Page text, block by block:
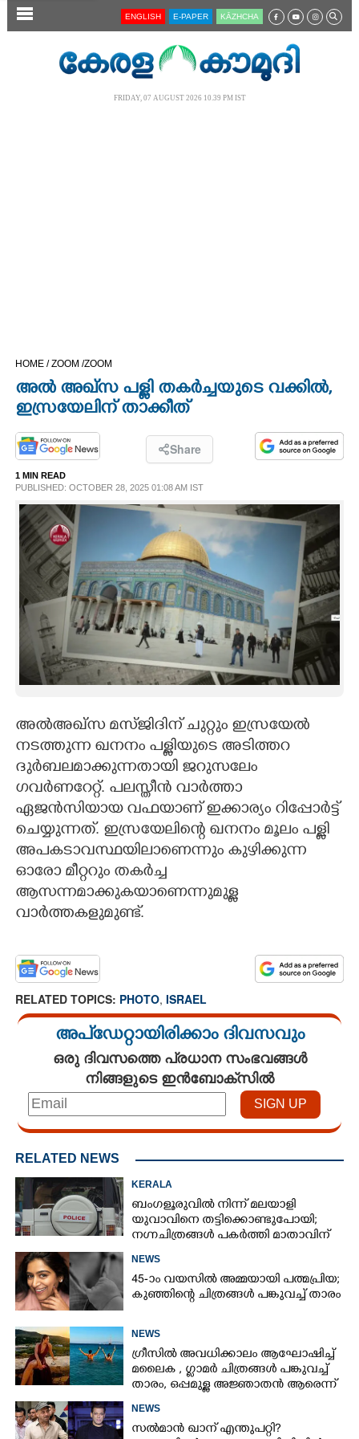
SECTIONS
LIFESTYLE
SPIRITUAL
INFO+
ART
CARTOONS
LITERATURE
ZOOM
CONTACT US
ENGLISH E-PAPER KĀZHCHA
FRIDAY, 07 AUGUST 2026 10.39 PM IST
HOME /ZOOM /ZOOM
അൽ അഖ്സ പള്ളി തകർച്ചയുടെ വക്കിൽ,
ഇസ്രയേലിന് താക്കീത്
Share
1 MIN READ
PUBLISHED: OCTOBER 28, 2025 01:08 AM IST
അൽഅഖ്സ മസ്ജിദിന് ചുറ്റും ഇസ്രയേൽ
നടത്തുന്ന ഖനനം പള്ളിയുടെ അടിത്തറ
ദുർബലമാക്കുന്നതായി ജറുസലേം
ഗവർണറേറ്റ്. പലസ്തീൻ വാർത്താ
ഏജൻസിയായ വഫയാണ് ഇക്കാര്യം റിപ്പോർട്ട്
ചെയ്യുന്നത്. ഇസ്രയേലിന്റെ ഖനനം മൂലം പള്ളി
അപകടാവസ്ഥയിലാണെന്നും കുഴിക്കുന്ന
ഓരോ മീറ്ററും തകർച്ച
ആസന്നമാക്കുകയാണെന്നുമുള്ള
വാർത്തകളുമുണ്ട്.
RELATED TOPICS: PHOTO, ISRAEL
അപ്ഡേറ്റായിരിക്കാം ദിവസവും
ഒരു ദിവസത്തെ പ്രധാന സംഭവങ്ങൾ
നിങ്ങളുടെ ഇൻബോക്സിൽ
RELATED NEWS
KERALA
ബംഗളൂരുവിൽ നിന്ന് മലയാളി
യുവാവിനെ തട്ടിക്കൊണ്ടുപോയി;
നഗ്നചിത്രങ്ങൾ പകർത്തി മാതാവിന്
NEWS
45-ാം വയസിൽ അമ്മയായി പത്മപ്രിയ;
കുഞ്ഞിന്റെ ചിത്രങ്ങൾ പങ്കുവച്ച് താരം
NEWS
ഗ്രീസിൽ അവധിക്കാലം ആഘോഷിച്ച്
മലൈക ,​ ഗ്ലാമർ ചിത്രങ്ങൾ പങ്കുവച്ച്
താരം,​ ഒപ്പമുള്ള അജ്ഞാതൻ ആരെന്ന്
NEWS
സൽമാൻ ഖാന് എന്തുപറ്റി?